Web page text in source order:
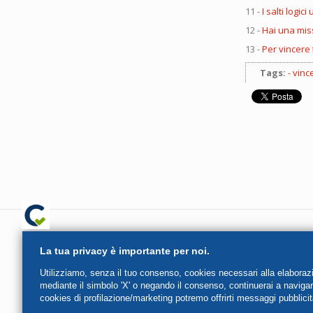
11 -I salti logici
12 -Hai una
13 -Per vincere
Tags:
Iscritta presso il
La tua privacy è importante per noi.
Utilizziamo, senza il tuo consenso, cookies necessari alla
mediante il simbolo 'X' o negando il consenso, continuerai a
cookies di profilazione/marketing potremo offrirti messaggi